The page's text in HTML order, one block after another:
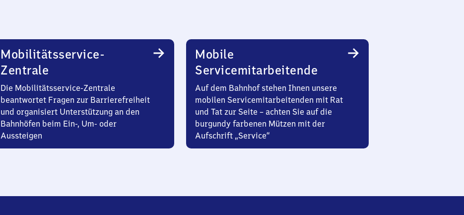
Mobilitätsservice-
Zentrale
Die Mobilitätsservice-Zentrale
beantwortet Fragen zur Barrierefreiheit
und organisiert Unterstützung an den
Bahnhöfen beim Ein-, Um- oder
Aussteigen
Mobile
Servicemitarbeitende
Auf dem Bahnhof stehen Ihnen unsere
mobilen Servicemitarbeitenden mit Rat
und Tat zur Seite – achten Sie auf die
burgundy farbenen Mützen mit der
Aufschrift „Service“